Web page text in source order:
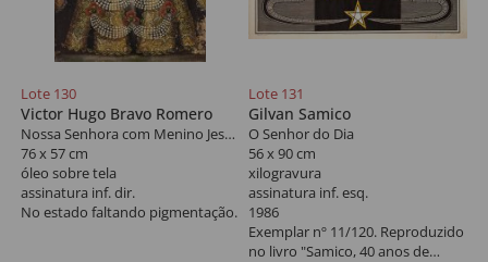
Lote 130
Victor Hugo Bravo Romero
Nossa Senhora com Menino Jesus
76 x 57 cm
óleo sobre tela
assinatura inf. dir.
No estado faltando pigmentação.
Lote 131
Gilvan Samico
O Senhor do Dia
56 x 90 cm
xilogravura
assinatura inf. esq.
1986
Exemplar nº 11/120. Reproduzido
no livro "Samico, 40 anos de